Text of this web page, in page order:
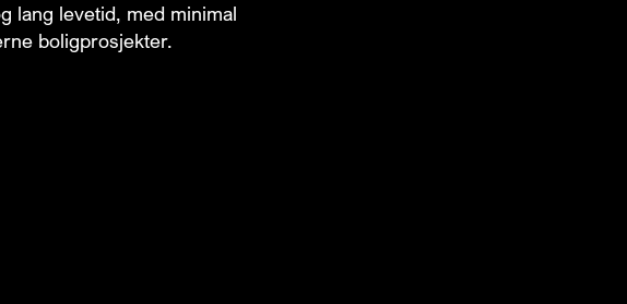
lang levetid, med minimal
boligprosjekter.